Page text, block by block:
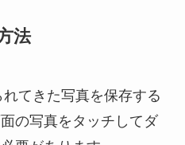
法
てきた写真を保存する
の写真をタッチしてダ